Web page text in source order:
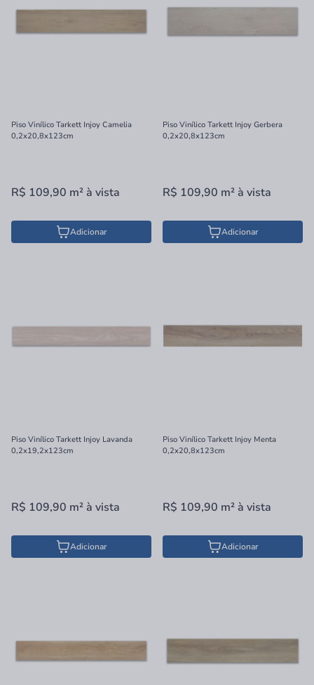
Piso Vinílico Tarkett Injoy Camelia
0,2x20,8x123cm
R$ 109,90 m²à vista
Adicionar
Piso Vinílico Tarkett Injoy Gerbera
0,2x20,8x123cm
R$ 109,90 m²à vista
Adicionar
Piso Vinílico Tarkett Injoy Lavanda
0,2x19,2x123cm
R$ 109,90 m²à vista
Adicionar
Piso Vinílico Tarkett Injoy Menta
0,2x20,8x123cm
R$ 109,90 m²à vista
Adicionar